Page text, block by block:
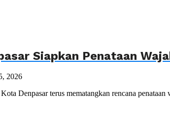
Siapkan Penataan
2026
Denpasar terus mematangkan rencana